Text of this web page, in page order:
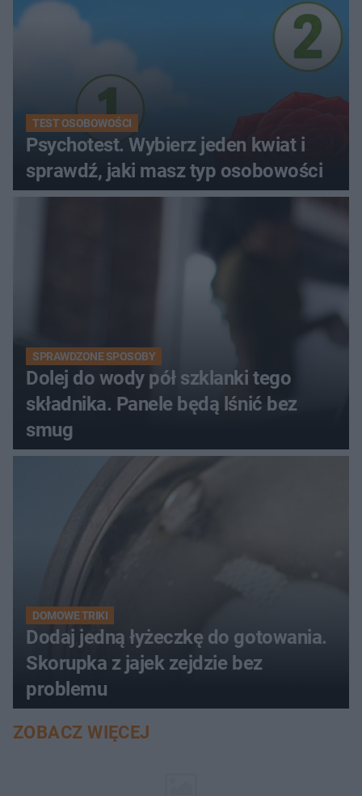
TEST OSOBOWOŚCI
Psychotest. Wybierz jeden kwiat i
sprawdź, jaki masz typ osobowości
SPRAWDZONE SPOSOBY
Dolej do wody pół szklanki tego
składnika. Panele będą lśnić bez
smug
DOMOWE TRIKI
Dodaj jedną łyżeczkę do gotowania.
Skorupka z jajek zejdzie bez
problemu
ZOBACZ WIĘCEJ